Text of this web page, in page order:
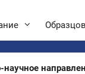
научное